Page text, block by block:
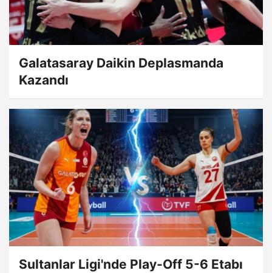
Galatasaray Daikin Deplasmanda
Kazandı
Sultanlar Ligi'nde Play-Off 5-6 Etabı